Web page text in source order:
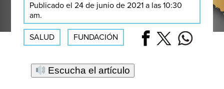
Publicado el 24 de junio de 2021 a las 10:30
am.
SALUD FUNDACIÓN
Escucha el artículo